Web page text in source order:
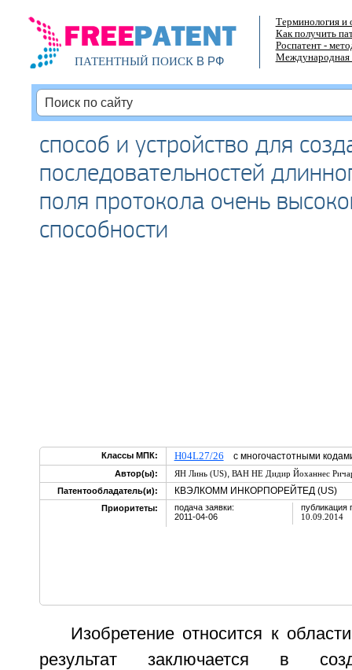
ПАТЕНТНЫЙ ПОИСКВ РФ
Терминология и
Как получить
Роспатент -
Международная
способ и устройство для
последовательностей
поля протокола очень
способности
Классы МПК: H04L27/26 с многочастотными
Автор(ы): ЯН Линь (US), ВАН НЕ Дидир Йоханнес
Патентообладатель(и):
КВЭЛКОММ ИНКОРПОРЕЙТЕД (US)
Приоритеты:
подача заявки:
2011-04-06
публикация
10.09.2014
Изобретение относится к
результат заключается в